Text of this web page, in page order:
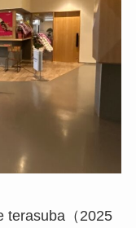
terasuba（2025